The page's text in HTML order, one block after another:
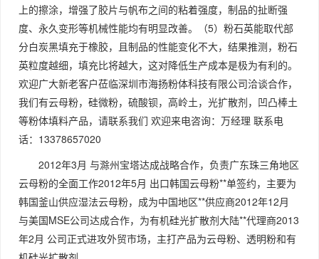
上的擦涂，增强了胶片与帆布之间的粘着强度，制品的扯断强
度、永久变形等机械性能均有明显改善。（5）粉石英能取代部
分白炭黑填充于橡胶，且制品的性能变化不大，结果推测，粉石
英粒度越细，填充比将越大，这对降低生产成本是极为有利的。
欢迎广大新老客户莅临深圳市海扬粉体科技有限公司洽谈合作，
我们有云母粉，硅微粉，硫酸钡，高岭土，光扩散剂，凹凸棒土
等粉体填料产品，请联系我们 欢迎来电咨询：万经理 联系电
话：13378657020
2012年3月 与滁州宝塔达成战略合作，负责广东珠三角地区
云母粉的全面工作2012年5月 出口韩国云母粉**单签约，主要为
韩国釜山供应湿法云母粉，成为中国地区**供应商2012年12月
与美国MSE公司达成合作，为有机硅光扩散剂大陆**代理商2013
年2月 公司正式进攻外贸市场，主打产品为云母粉、透明粉和有